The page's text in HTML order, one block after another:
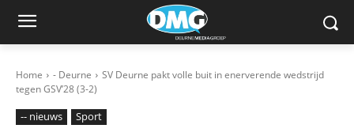
Home - Deurne
SV Deurne pakt volle buit in enerverende wedstrijd
tegen GSV’28 (3-2)
-- nieuws Sport